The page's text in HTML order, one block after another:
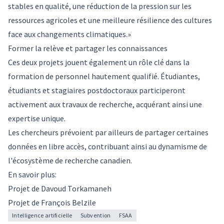
stables en qualité, une réduction de la pression sur les
ressources agricoles et une meilleure résilience des cultures
face aux changements climatiques.»
Former la relève et partager les connaissances
Ces deux projets jouent également un rôle clé dans la
formation de personnel hautement qualifié. Étudiantes,
étudiants et stagiaires postdoctoraux participeront
activement aux travaux de recherche, acquérant ainsi une
expertise unique.
Les chercheurs prévoient par ailleurs de partager certaines
données en libre accès, contribuant ainsi au dynamisme de
l'écosystème de recherche canadien.
En savoir plus:
Projet de Davoud Torkamaneh
Projet de François Belzile
Intelligence artificielle Subvention FSAA